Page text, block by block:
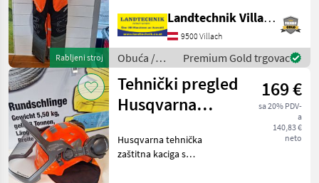
MODEL
Forstjacke
MARKETPLACE
Marketplace
Ponude
trgovaca
Mali
Rabljeni stroj
tkanina rastezljiva u 4
smjera, ojačana Cordurom®
i Dyneemom®, savršeno
Landtechnik Villach GmbH
9500 Villach
Obuća /
Husqvarna
Premium Gold trgovac
Tehnički pregled
Husqvarna
169 €
sa 20% PDV-
a
140,83 €
neto
Husqvarna tehnička
zaštitna kaciga s